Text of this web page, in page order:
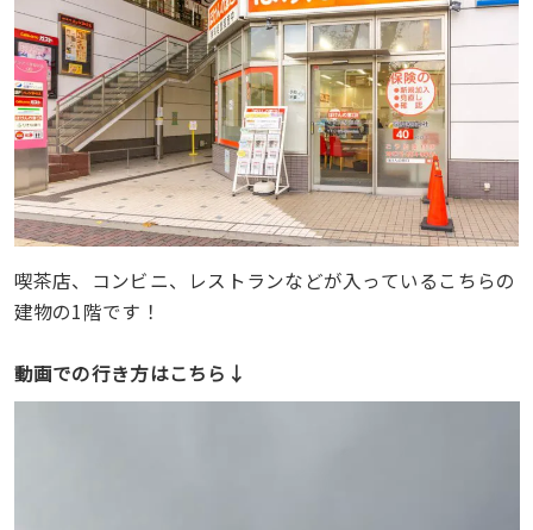
喫茶店、コンビニ、レストランなどが入っているこちらの
建物の1階です！
動画での行き方はこちら↓